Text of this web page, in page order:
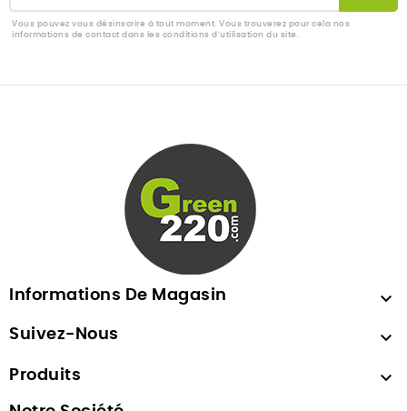
Vous pouvez vous désinscrire à tout moment. Vous trouverez pour cela nos
informations de contact dans les conditions d'utilisation du site.
Informations De Magasin 
Suivez-Nous 
Produits 